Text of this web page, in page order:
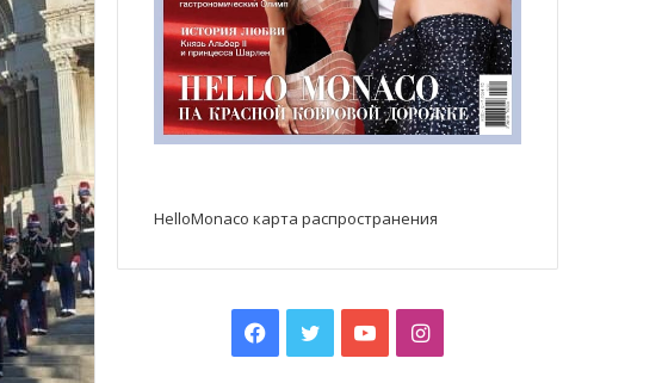
HelloMonaco карта распространения
Facebook
TwitterYouTubeInstagram